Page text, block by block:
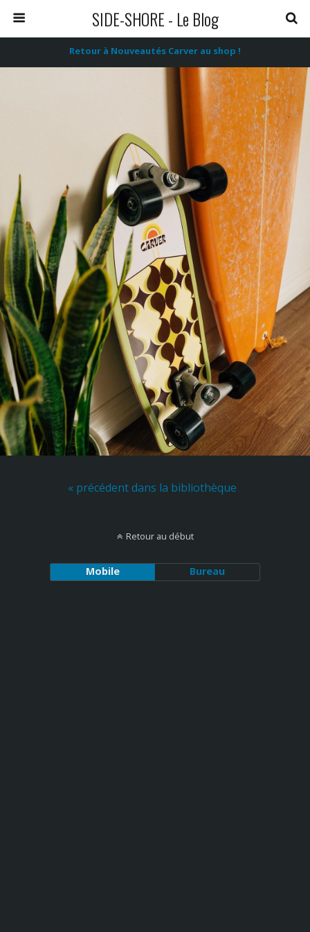
SIDE-SHORE - Le Blog
Retour à Nouveautés Carver au shop !
« précédent dans la bibliothèque
Retour au début
Mobile Bureau